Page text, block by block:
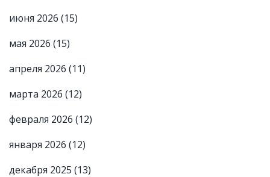
июня 2026 (15)
мая 2026 (15)
апреля 2026 (11)
марта 2026 (12)
февраля 2026 (12)
января 2026 (12)
декабря 2025 (13)